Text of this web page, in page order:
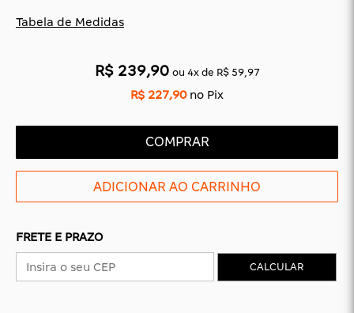
BÁSICAS
FINALIZAR COMPRA
Tabela de Medidas
R$ 239,90 ou 4xde R$ 59,97
R$ 227,90no Pix
COMPRAR
FRETE E PRAZO
CALCULAR